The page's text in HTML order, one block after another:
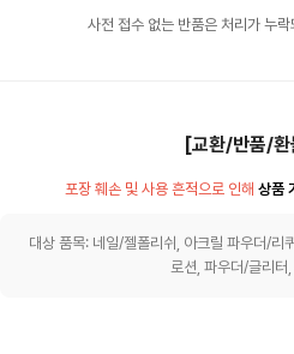
사전 접수 없는 반품은 처리가 누
[교환/반품/환
포장 훼손 및 사용 흔적으로 인해 상품
대상 품목: 네일/젤폴리쉬, 아크릴 파우더/리
로션, 파우더/글리터